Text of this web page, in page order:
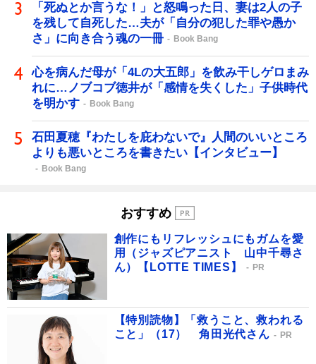
「死ぬとか言うな！」と怒鳴った日、妻は2人の子
を残して自死した…夫が「自分の犯した罪や愚か
さ」に向き合う魂の一冊
Book Bang
心を病んだ母が「4Lの大五郎」を飲み干しゲロまみ
れに…ノブコブ徳井が「感情を失くした」子供時代
を明かす
Book Bang
石田夏穂『わたしを庇わないで』人間のいいところ
よりも悪いところを書きたい【インタビュー】
Book Bang
おすすめ
創作にもリフレッシュにもガムを愛
用（ジャズピアニスト 山中千尋さ
ん）【LOTTE TIMES】
PR
【特別読物】「救うこと、救われる
こと」（17） 角田光代さん
PR